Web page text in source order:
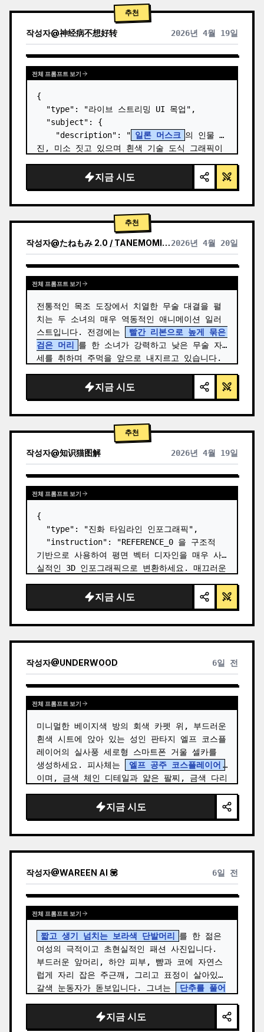
추천
작성자@神经病不想好转 2026년 4월 19일
전체 프롬프트 보기
{
  "type": "라이브 스트리밍 UI 목업",
  "subject": {
    "description": "
일론 머스크 의 인물 사
진, 미소 짓고 있으며 흰색 기술 도식 그래픽이
    "background": "왼쪽에는 '
SPACEX ' 텍
스트가 있는 화면,…
지금 시도
추천
작성자@たねもみ 2.0 / TANEMOMI VER2.0 2026년 4월 20일
전체 프롬프트 보기
전통적인 목조 도장에서 치열한 무술 대결을 펼
치는 두 소녀의 매우 역동적인 애니메이션 일러
스트입니다. 전경에는
빨간 리본으로 높게 묶은
검은 머리
를 한 소녀가 강력하고 낮은 무술 자
세를 취하며 주먹을 앞으로 내지르고 있습니다.
지금 시도
추천
작성자@知识猫图解 2026년 4월 19일
전체 프롬프트 보기
{
  "type": "진화 타임라인 인포그래픽",
  "instruction": "REFERENCE_0 을 구조적
기반으로 사용하여 평면 벡터 디자인을 매우 사
실적인 3D 인포그래픽으로 변환하세요. 매끄러운
을 고화질 실사 3D 모델로 업그레이드하세요.",
  "style": {
지 질감의 양피지\…
지금 시도
작성자@UNDERWOOD 6일 전
전체 프롬프트 보기
미니멀한 베이지색 방의 회색 카펫 위, 부드러운
흰색 시트에 앉아 있는 성인 판타지 엘프 코스플
레이어의 실사풍 세로형 스마트폰 거울 셀카를
생성하세요. 피사체는
엘프 공주 코스플레이어
이며, 금색 체인 디테일과 얇은 팔찌, 금색 다리
드레이프 판타지 의상을 착용하고 있습니다. …
지금 시도
작성자@WAREEN AI 💟 6일 전
전체 프롬프트 보기
짧고 생기 넘치는 보라색 단발머리
를 한 젊은
여성의 극적이고 초현실적인 패션 사진입니다.
부드러운 앞머리, 하얀 피부, 뺨과 코에 자연스
럽게 자리 잡은 주근깨, 그리고 표정이 살아있는
갈색 눈동자가 돋보입니다. 그녀는
단추를 풀어
몸에 딱 맞는 흰색 스쿱 넥 크롭 탑을 매치했으
며, 빈티…
지금 시도